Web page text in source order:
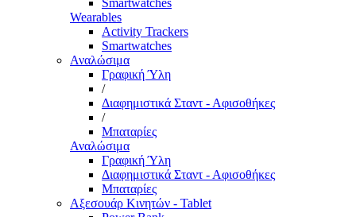
Smartwatches
Wearables
Activity Trackers
Smartwatches
Αναλώσιμα
Γραφική Ύλη
/
Διαφημιστικά Σταντ - Αφισοθήκες
/
Μπαταρίες
Αναλώσιμα
Γραφική Ύλη
Διαφημιστικά Σταντ - Αφισοθήκες
Μπαταρίες
Αξεσουάρ Κινητών - Tablet